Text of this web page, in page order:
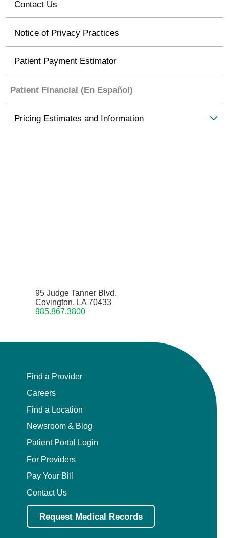
Contact Us
Notice of Privacy Practices
Patient Payment Estimator
Patient Financial (En Español)
Pricing Estimates and Information
95 Judge Tanner Blvd.
Covington, LA 70433
985.867.3800
Find a Provider
Careers
Find a Location
Newsroom & Blog
Patient Portal Login
For Providers
Pay Your Bill
Contact Us
Request Medical Records